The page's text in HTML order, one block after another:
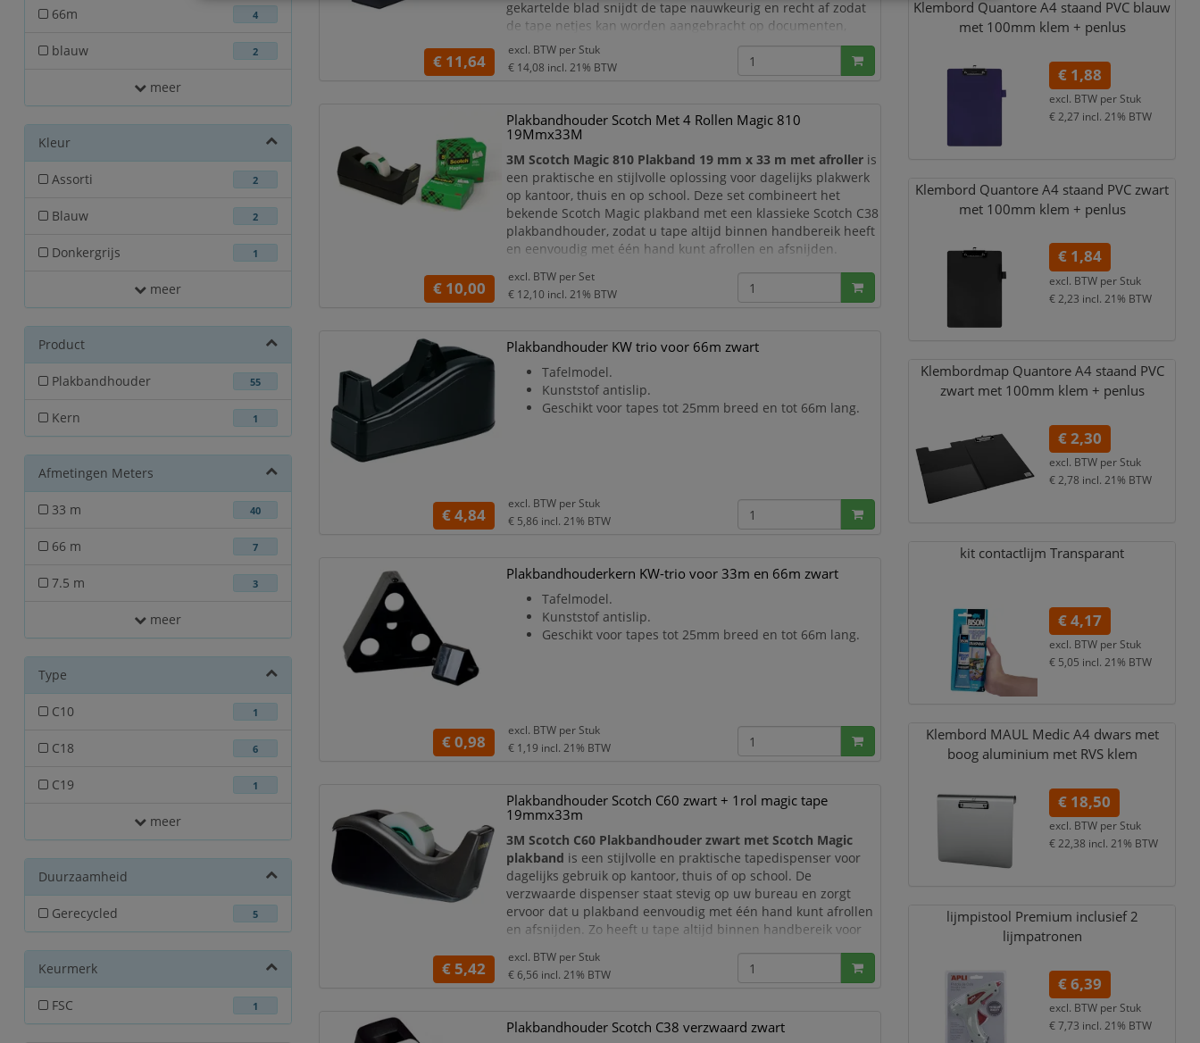
66m 4
blauw 2
meer
Kleur
Assorti 2
Blauw 2
Donkergrijs 1
meer
Product
Plakbandhouder 55
Kern 1
Afmetingen Meters
33 m 40
66 m 7
7.5 m 3
meer
Type
C10 1
C18 6
C19 1
meer
Duurzaamheid
Gerecycled 5
Keurmerk
FSC 1
gekartelde blad snijdt de tape nauwkeurig en recht af zodat
de tape netjes kan worden aangebracht op documenten,
cadeaus, bloemen of pakketjes. De antislipbasis
€ 11,64
excl. BTW per Stuk
€ 14,08 incl. 21% BTW
Plakbandhouder Scotch Met 4 Rollen Magic 810
19Mmx33M
3M Scotch Magic 810 Plakband 19 mm x 33 m met afroller is
een praktische en stijlvolle oplossing voor dagelijks plakwerk
op kantoor, thuis en op school. Deze set combineert het
bekende Scotch Magic plakband met een klassieke Scotch C38
plakbandhouder, zodat u tape altijd binnen handbereik heeft
en eenvoudig met één hand kunt afrollen en afsnijden.
Scotch Magic plakband is vrijwel onzichtbaar op het meeste
papier en daardoor ideaal voor het her
€ 10,00
excl. BTW per Set
€ 12,10 incl. 21% BTW
Plakbandhouder KW trio voor 66m zwart
Tafelmodel.
Kunststof antislip.
Geschikt voor tapes tot 25mm breed en tot 66m lang.
€ 4,84
excl. BTW per Stuk
€ 5,86 incl. 21% BTW
Plakbandhouderkern KW-trio voor 33m en 66m zwart
Tafelmodel.
Kunststof antislip.
Geschikt voor tapes tot 25mm breed en tot 66m lang.
€ 0,98
excl. BTW per Stuk
€ 1,19 incl. 21% BTW
Plakbandhouder Scotch C60 zwart + 1rol magic tape
19mmx33m
3M Scotch C60 Plakbandhouder zwart met Scotch Magic
plakband is een stijlvolle en praktische tapedispenser voor
dagelijks gebruik op kantoor, thuis of op school. De
verzwaarde dispenser staat stevig op uw bureau en zorgt
ervoor dat u plakband eenvoudig met één hand kunt afrollen
en afsnijden. Zo heeft u tape altijd binnen handbereik voor
Deze Scotch C60 plakbandhouder wordt geleverd inclusief
€ 5,42
excl. BTW per Stuk
€ 6,56 incl. 21% BTW
Plakbandhouder Scotch C38 verzwaard zwart
Klembord Quantore A4 staand PVC blauw
met 100mm klem + penlus
€ 1,88
excl. BTW per Stuk
€ 2,27 incl. 21% BTW
Klembord Quantore A4 staand PVC zwart
met 100mm klem + penlus
€ 1,84
excl. BTW per Stuk
€ 2,23 incl. 21% BTW
Klembordmap Quantore A4 staand PVC
zwart met 100mm klem + penlus
€ 2,30
excl. BTW per Stuk
€ 2,78 incl. 21% BTW
kit contactlijm Transparant
€ 4,17
excl. BTW per Stuk
€ 5,05 incl. 21% BTW
Klembord MAUL Medic A4 dwars met
boog aluminium met RVS klem
€ 18,50
excl. BTW per Stuk
€ 22,38 incl. 21% BTW
lijmpistool Premium inclusief 2
lijmpatronen
€ 6,39
excl. BTW per Stuk
€ 7,73 incl. 21% BTW